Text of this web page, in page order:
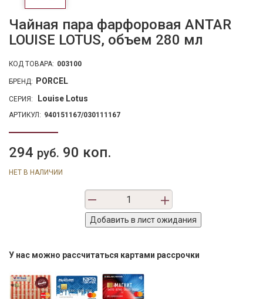
Чайная пара фарфоровая ANTAR
LOUISE LOTUS, объем 280 мл
КОД ТОВАРА: 003100
БРЕНД: PORCEL
СЕРИЯ: Lоuise Lotus
АРТИКУЛ: 940151167/030111167
294 руб. 90 коп.
НЕТ В НАЛИЧИИ
У нас можно рассчитаться картами рассрочки